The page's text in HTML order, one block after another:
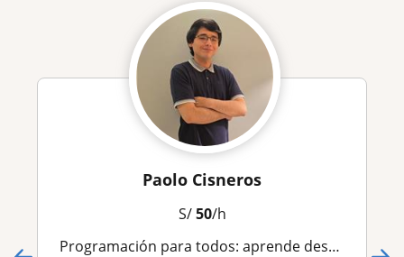
Paolo Cisneros
S/50/h
Programación para todos: aprende desde cero sin importar la edad y diviértete aprendiendo